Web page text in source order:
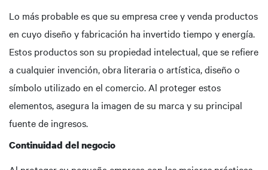
Lo más probable es que su empresa cree y venda productos
en cuyo diseño y fabricación ha invertido tiempo y energía.
Estos productos son su propiedad intelectual, que se refiere
a cualquier invención, obra literaria o artística, diseño o
símbolo utilizado en el comercio. Al proteger estos
elementos, asegura la imagen de su marca y su principal
fuente de ingresos.
Continuidad del negocio